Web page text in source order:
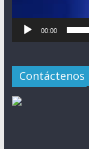
00:00
Contáctenos